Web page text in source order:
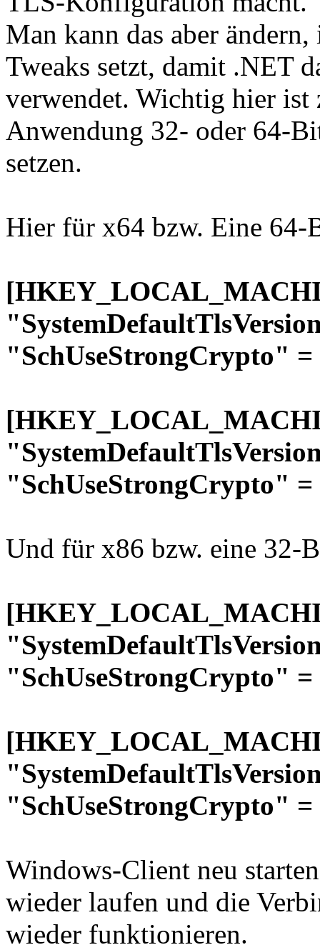
Man kann das aber
Tweaks setzt, damit .NET
verwendet. Wichtig hier
Anwendung 32- oder 64-
setzen.
Hier für x64 bzw. Eine
"SchUseStrongCrypto"
"SchUseStrongCrypto"
Und für x86 bzw. eine 32-
"SchUseStrongCrypto"
"SchUseStrongCrypto"
Windows-Client neu
wieder laufen und die
wieder funktionieren.